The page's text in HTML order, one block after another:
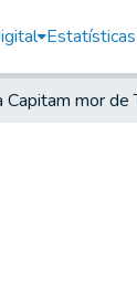
Estatísticas